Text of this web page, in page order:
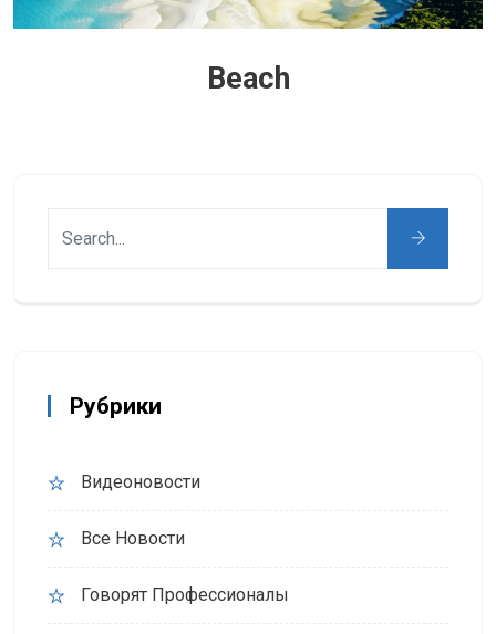
Beach
Рубрики
Видеоновости
Все Новости
Говорят Профессионалы